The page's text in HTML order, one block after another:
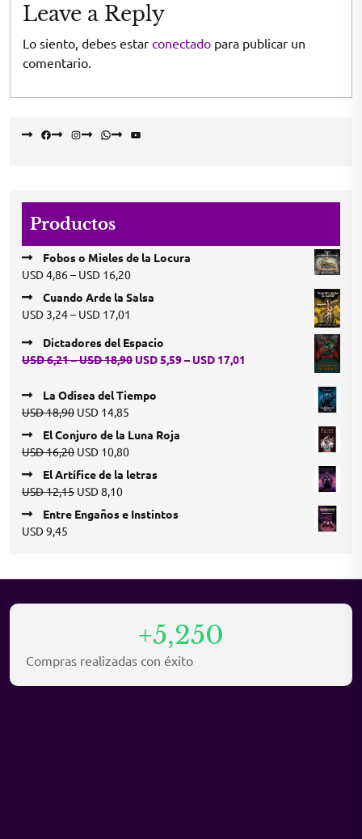
Leave a Reply
Lo siento, debes estar conectado para publicar un
comentario.
FacebookInstagramWhatsApp
YouTube
Productos
Fobos o Mieles de la Locura
USD4,86– USD 16,20Price
range:
USD 4,86
USD 16,20
Cuando Arde la Salsa
USD 3,24– USD 17,01
USD 3,24
through
Dictadores del Espacio
USD6,21–USD18,90Price
USD 6,21
through
USD5,59– USD 17,01
La Odisea del Tiempo
USD18,90 Original
price
was:
USD 18,90.
USD 14,85
is:
El Conjuro de la Luna Roja
USD16,20 Original
price
was:
USD 16,20.
USD 10,80Current
is:
El Artífice de la letras
USD12,15 Original
price
was:
USD8,10Current
is:
Entre Engaños e Instintos
USD9,45
+5,250
Compras realizadas con éxito